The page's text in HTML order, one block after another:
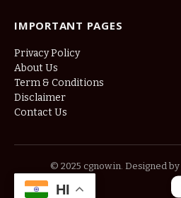
IMPORTANT PAGES
Privacy Policy
About Us
Term & Conditions
Disclaimer
Contact Us
© 2025 cgnow.in. Designed by
HI